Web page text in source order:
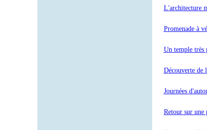
L'architecture
Promenade à
Un temple très
Découverte de
Journées
Retour sur une